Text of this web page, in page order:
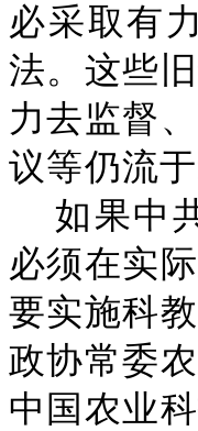
必采取有
法。这些
力去监督
议等仍流
如果中
必须在实
要实施科
政协常委
中国农业